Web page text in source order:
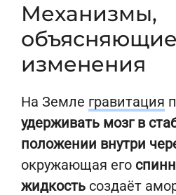
Механизмы,
объясняющие
изменения
На Земле гравитация
удерживать мозг в
положении внутри
окружающая его
жидкость создаёт